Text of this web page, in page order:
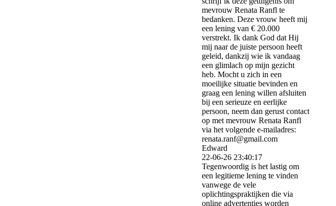
mevrouw Renata Ranfl te
bedanken. Deze vrouw heeft mij
een lening van € 20.000
verstrekt. Ik dank God dat Hij
mij naar de juiste persoon heeft
geleid, dankzij wie ik vandaag
een glimlach op mijn gezicht
heb. Mocht u zich in een
moeilijke situatie bevinden en
graag een lening willen afsluiten
bij een serieuze en eerlijke
persoon, neem dan gerust contact
op met mevrouw Renata Ranfl
via het volgende e-mailadres:
renata.ranf@gmail.com
Edward
22-06-26 23:40:17
Tegenwoordig is het lastig om
een ​​legitieme lening te vinden
vanwege de vele
oplichtingspraktijken die via
online advertenties worden